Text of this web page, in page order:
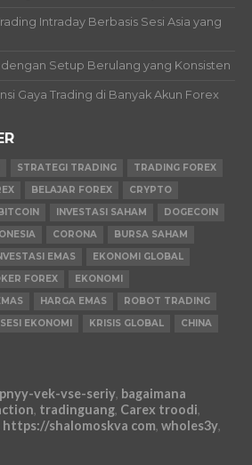
Intraday Berbasis Sesi Asia yang
Setup Berulang yang Konsisten
Gaya Trading di Banyak Akun Forex
STRATEGI TRADING
TRADING FOREX
BELAJAR FOREX
CRYPTO
INVESTASI SAHAM
DOGECOIN
CORONA
BURSA SAHAM
EMAS
EKONOMI GLOBAL
FOREX
EKONOMI
HARGA EMAS
ROBOT TRADING
EKONOMI KRISIS GLOBAL CHINA
vek-vse-seriy, bagaimana
, tradinguang, Carex troodi,
https://shalomoskva com, wholes3y,